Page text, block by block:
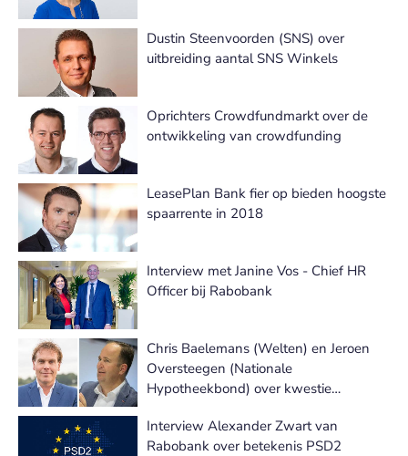
Dustin Steenvoorden (SNS) over
uitbreiding aantal SNS Winkels
Oprichters Crowdfundmarkt over de
ontwikkeling van crowdfunding
LeasePlan Bank fier op bieden hoogste
spaarrente in 2018
Interview met Janine Vos - Chief HR
Officer bij Rabobank
Chris Baelemans (Welten) en Jeroen
Oversteegen (Nationale
Hypotheekbond) over kwestie
Interview Alexander Zwart van
Rabobank over betekenis PSD2